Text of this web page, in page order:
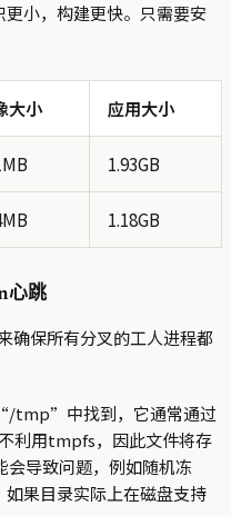
更小，构建更快。只需要安
大小 应用大小
1.93GB
1.18GB
心跳
确保所有分叉的工人进程都
tmp”中找到，它通常通过
利用tmpfs，因此文件将存
会导致问题，例如随机冻
果目录实际上在磁盘支持